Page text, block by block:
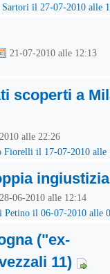
il 27-07-2010 alle
21-07-2010 alle 12:13
scoperti a
alle 22:26
il 17-07-2010 alle
ingiustizia
28-06-2010 alle 12:14
il 06-07-2010 alle
("ex-
11)